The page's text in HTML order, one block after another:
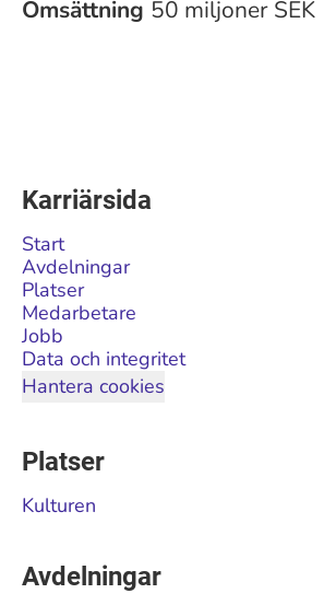
Omsättning 50 miljoner SEK
Karriärsida
Start
Avdelningar
Platser
Medarbetare
Jobb
Data och integritet
Hantera cookies
Platser
Kulturen
Avdelningar